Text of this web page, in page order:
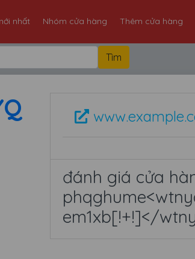
nhất Nhóm cửa hàng Thêm cửa hàng
đánh giá cửa
em1xb[!+!]</